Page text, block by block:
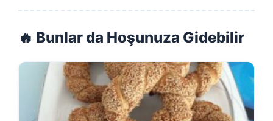
🔥 Bunlar da Hoşunuza Gidebilir